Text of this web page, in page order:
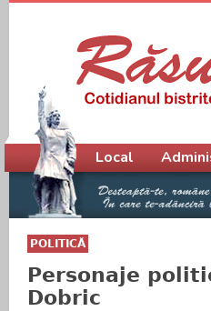
POLITICĂ
Personaje
Dobric
Meniu principal
Local